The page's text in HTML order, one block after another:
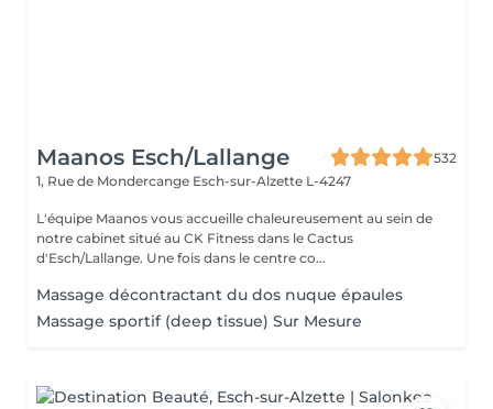
Maanos Esch/Lallange
532
1, Rue de Mondercange Esch-sur-Alzette L-4247
L'équipe Maanos vous accueille chaleureusement au sein de
notre cabinet situé au CK Fitness dans le Cactus
d'Esch/Lallange. Une fois dans le centre co...
Massage décontractant du dos nuque épaules
Massage sportif (deep tissue) Sur Mesure